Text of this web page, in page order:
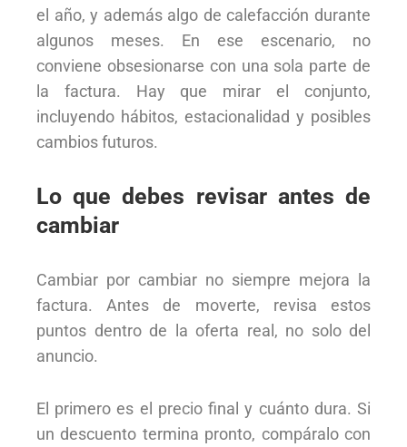
el año, y además algo de calefacción durante
algunos meses. En ese escenario, no
conviene obsesionarse con una sola parte de
la factura. Hay que mirar el conjunto,
incluyendo hábitos, estacionalidad y posibles
cambios futuros.
Lo que debes revisar antes de
cambiar
Cambiar por cambiar no siempre mejora la
factura. Antes de moverte, revisa estos
puntos dentro de la oferta real, no solo del
anuncio.
El primero es el precio final y cuánto dura. Si
un descuento termina pronto, compáralo con